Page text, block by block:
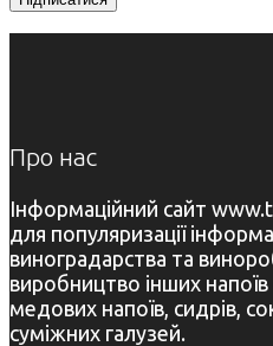
Про нас
Інформаційний сайт
для популяризації
виноградарства та
виробництво інших напоїв
медових напоїв, сидрів,
суміжних галузей.